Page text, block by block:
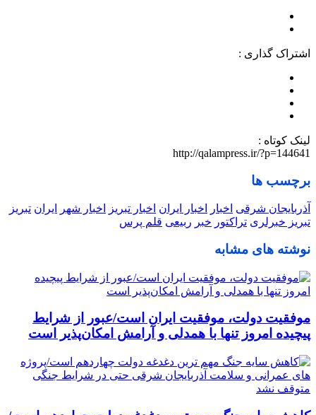
اشتراک گذاری :
لینک کوتاه :
http://qalampress.ir/?p=144641
برچسب ها
آذربایجان شرقی اخبار اخبار ایران اخبار تبریز اخبار شهر ایران تبریز
تبریز خبرلری تراکتور خبر ربیعی قلم پرس
نوشته های مشابه
موفقیت دولت، موفقیت ایران است/عبور از شرایط
پیچیده امروز تنها با همدلی و آرامش امکان‌پذیر است